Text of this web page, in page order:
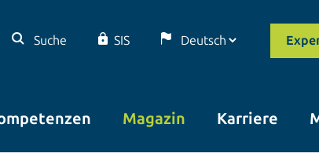
Suche SIS
Magazin Karriere